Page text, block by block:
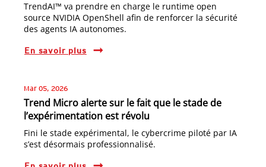
TrendAI™ va prendre en charge le runtime open
source NVIDIA OpenShell afin de renforcer la sécurité
des agents IA autonomes.
En savoir plus
Mar 05, 2026
Trend Micro alerte sur le fait que le stade de
l’expérimentation est révolu
Fini le stade expérimental, le cybercrime piloté par IA
s’est désormais professionnalisé.